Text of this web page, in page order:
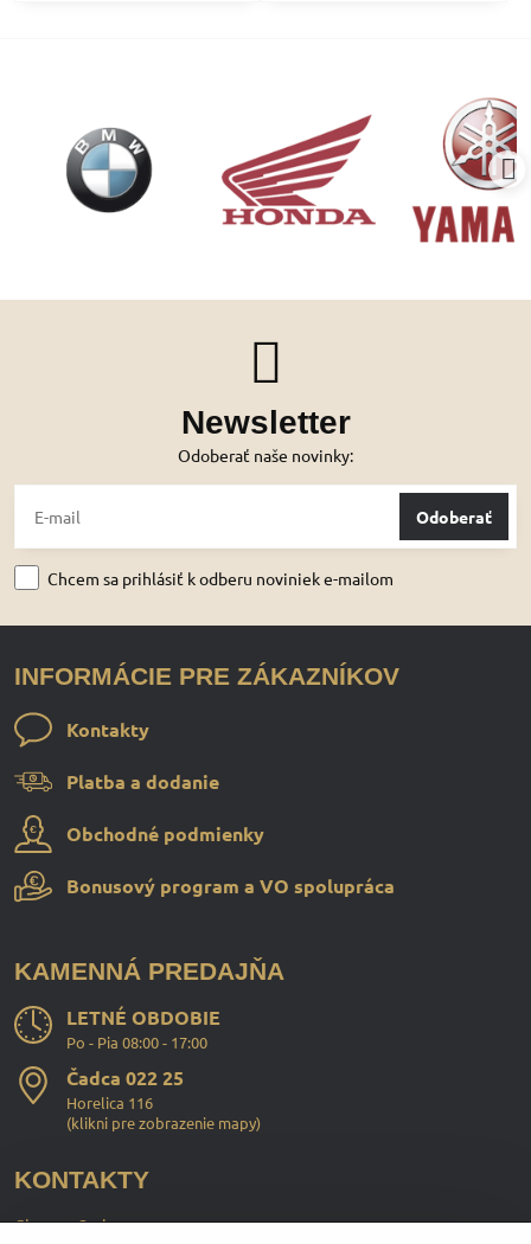
Newsletter
Odoberať naše novinky:
Odoberať
Chcem sa prihlásiť k odberu noviniek e-mailom
INFORMÁCIE PRE ZÁKAZNÍKOV
Kontakty
Platba a dodanie
Obchodné podmienky
Bonusový program a VO spolupráca
KAMENNÁ PREDAJŇA
LETNÉ OBDOBIE
Po - Pia 08:00 - 17:00
Čadca 022 25
Horelica 116
(klikni pre zobrazenie mapy)
KONTAKTY
ChopperStyle s.r.o.